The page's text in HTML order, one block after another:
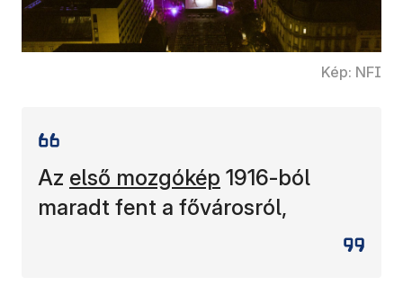
Kép: NFI
Az (új ablakban nyílik meg)
első mozgókép 1916-ból
maradt fent a fővárosról,